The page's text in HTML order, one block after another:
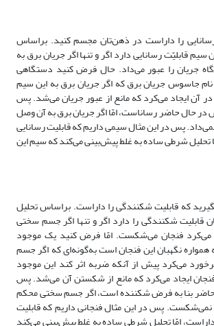
را داراست در ذهن‌تان مجسم کنید. براساس
قابلیّت رسانایی دارد اگر و تنها اگر جریان برق به
جریان را عبور می‌داد. حال فرض کنید دستگاهی
جاسوس جریان برق که اگر جریان برق به این سیم
آن ایجاد می‌کرد که مانع از عبور جریان می‌شد. پس
در حال حاضر رساناست، امّا اگر جریان برق به آن وصل
پس در این مثال سیمی داریم که قابلیت رسانایی
تحلیل شرطی ساده به غلط پیش‌بینی می‌کند که سیم این
که قابلیت شکنندگی را داراست. براساس تحلیل
قابلیت شکنندگی را دارد اگر و تنها اگر جسم سختی
می‌کرد فنجان می‌شکست. امّا فرض کنید یک موجود
همواره نگهبان این فنجان است به‌گونه‌ای که اگر جسم
می‌کرد پیش از آنکه ضربه اثر کند این موجود
ایجاد می‌کرد که مانع از شکستن آن می‌شد. پس
بنا به فرض شکننده است، اگر جسم سختی محکم
پس در این مثال فنجانی داریم که قابلیت
امّا تحلیل شرطی ساده به غلط پیش‌بینی می‌کند